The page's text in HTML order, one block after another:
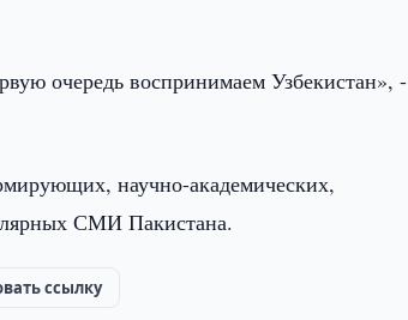
очередь воспринимаем Узбекистан», -
научно-академических,
СМИ Пакистана.
ссылку